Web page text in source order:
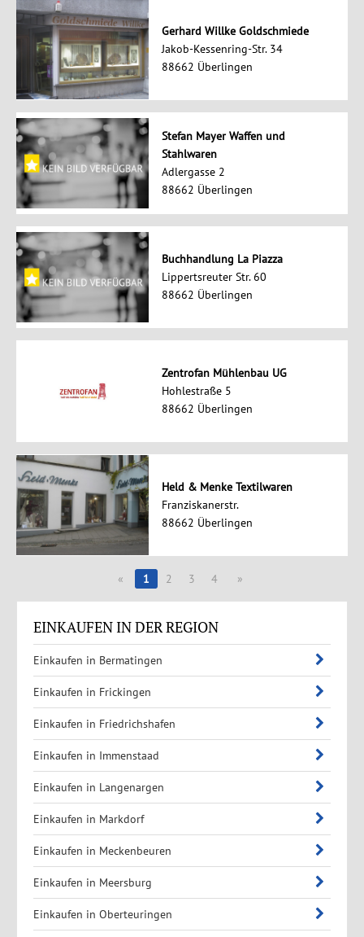
Gerhard Willke Goldschmiede
Jakob-Kessenring-Str. 34
88662 Überlingen
Stefan Mayer Waffen und
Stahlwaren
Adlergasse 2
88662 Überlingen
Buchhandlung La Piazza
Lippertsreuter Str. 60
88662 Überlingen
Zentrofan Mühlenbau UG
Hohlestraße 5
88662 Überlingen
Held & Menke Textilwaren
Franziskanerstr.
88662 Überlingen
« 1 2 3 4 »
EINKAUFEN IN DER REGION
Einkaufen in Bermatingen
Einkaufen in Frickingen
Einkaufen in Friedrichshafen
Einkaufen in Immenstaad
Einkaufen in Langenargen
Einkaufen in Markdorf
Einkaufen in Meckenbeuren
Einkaufen in Meersburg
Einkaufen in Oberteuringen